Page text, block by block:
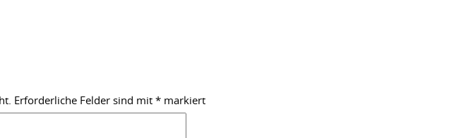
Erforderliche Felder sind mit *markiert